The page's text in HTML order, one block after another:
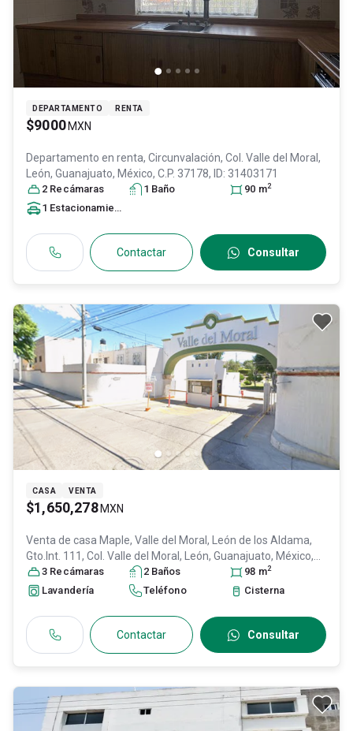
DEPARTAMENTO RENTA
$9000 MXN
Departamento en renta, Circunvalación, Col. Valle del Moral,
León, Guanajuato, México, C.P. 37178, ID: 31403171
2 Recámaras 1 Baño 90 m2
1 Estacionamiento
Contactar Consultar
CASA VENTA
$1,650,278 MXN
Venta de casa Maple, Valle del Moral, León de los Aldama,
Gto.Int. 111, Col. Valle del Moral,
León, Guanajuato, México,
C.P. 37178, ID:31084937
3 Recámaras 2 Baños 98 m2
Lavandería Teléfono Cisterna
Contactar Consultar